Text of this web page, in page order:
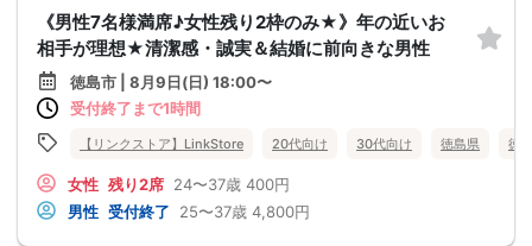
《男性7名様満席♪女性残り2枠のみ★》年の近いお
相手が理想★清潔感・誠実＆結婚に前向きな男性
徳島市 | 8月9日(日) 18:00〜
受付終了まで1時間
【リンクストア】LinkStore 20代向け 30代向け 徳島県 徳
女性 残り2席 24〜37歳 400円
男性 受付終了 25〜37歳 4,800円